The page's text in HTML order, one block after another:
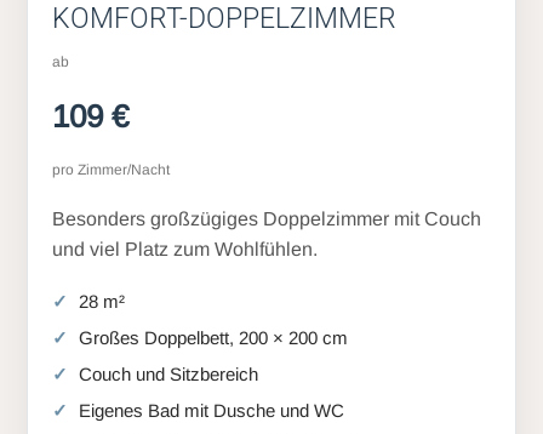
KOMFORT-DOPPELZIMMER
ab
109 €
pro Zimmer/Nacht
Besonders großzügiges Doppelzimmer mit Couch
und viel Platz zum Wohlfühlen.
28 m²
Großes Doppelbett, 200 × 200 cm
Couch und Sitzbereich
Eigenes Bad mit Dusche und WC